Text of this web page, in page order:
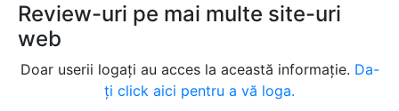
Review-uri pe mai multe site-uri
web
Doar userii logați au acces la această informație. Da-
ți click aici pentru a vă loga.